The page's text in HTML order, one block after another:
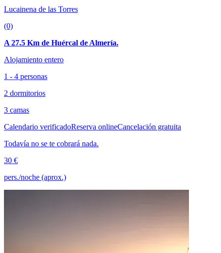
Lucainena de las Torres
(0)
A 27.5 Km de Huércal de Almería.
Alojamiento entero
1 - 4 personas
2 dormitorios
3 camas
Calendario verificadoReserva onlineCancelación gratuita
Todavía no se te cobrará nada.
30 €
pers./noche (aprox.)